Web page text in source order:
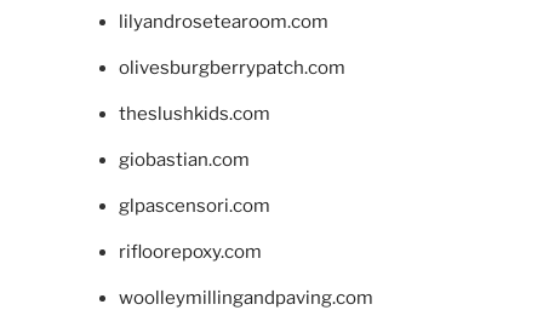
lilyandrosetearoom.com
olivesburgberrypatch.com
theslushkids.com
giobastian.com
glpascensori.com
rifloorepoxy.com
woolleymillingandpaving.com